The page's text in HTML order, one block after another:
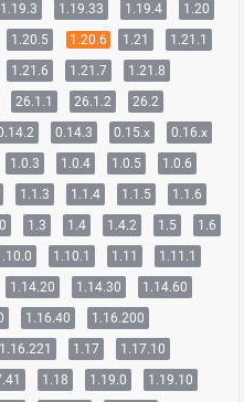
1.19.3 1.19.33 1.19.4
1.20
1.20.5 1.20.6 1.21
1.21.1
1.21.6 1.21.7
1.21.8
26.1.1 26.1.2 26.2
0.14.3 0.15.x
0.16.x
1.0.3 1.0.4 1.0.5
1.0.6
1.1.3 1.1.4 1.1.5
1.1.6
1.3 1.4 1.4.2 1.5
1.6
1.10.1 1.11
1.11.1
1.14.20 1.14.30
1.14.60
1.16.40
1.16.200
1.16.221 1.17
1.17.10
1.18 1.19.0
1.19.10